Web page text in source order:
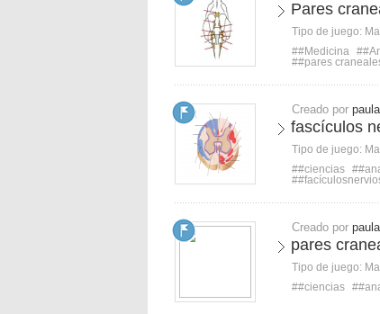
Pares
Tipo de juego:
##Medicina
##pares
Creado por
fascículos
Tipo de juego:
##ciencias
Creado por
pares
Tipo de juego:
##ciencias